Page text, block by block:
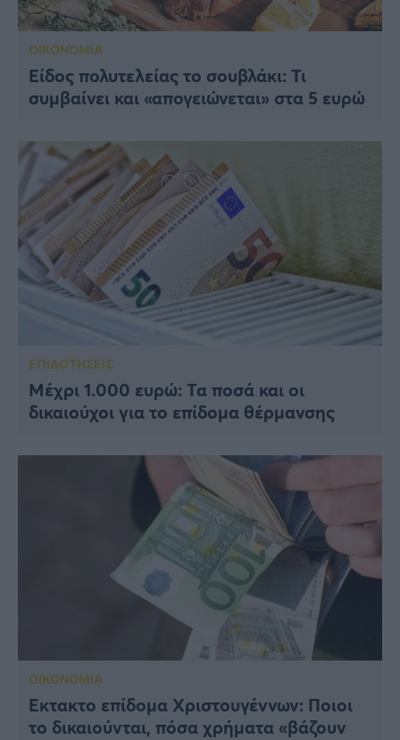
ΟΙΚΟΝΟΜΙΑ
Είδος πολυτελείας το σουβλάκι: Τι
συμβαίνει και «απογειώνεται» στα 5 ευρώ
ΕΠΙΔΟΤΗΣΕΙΣ
Μέχρι 1.000 ευρώ: Τα ποσά και οι
δικαιούχοι για το επίδομα θέρμανσης
ΟΙΚΟΝΟΜΙΑ
Έκτακτο επίδομα Χριστουγέννων: Ποιοι
το δικαιούνται, πόσα χρήματα «βάζουν